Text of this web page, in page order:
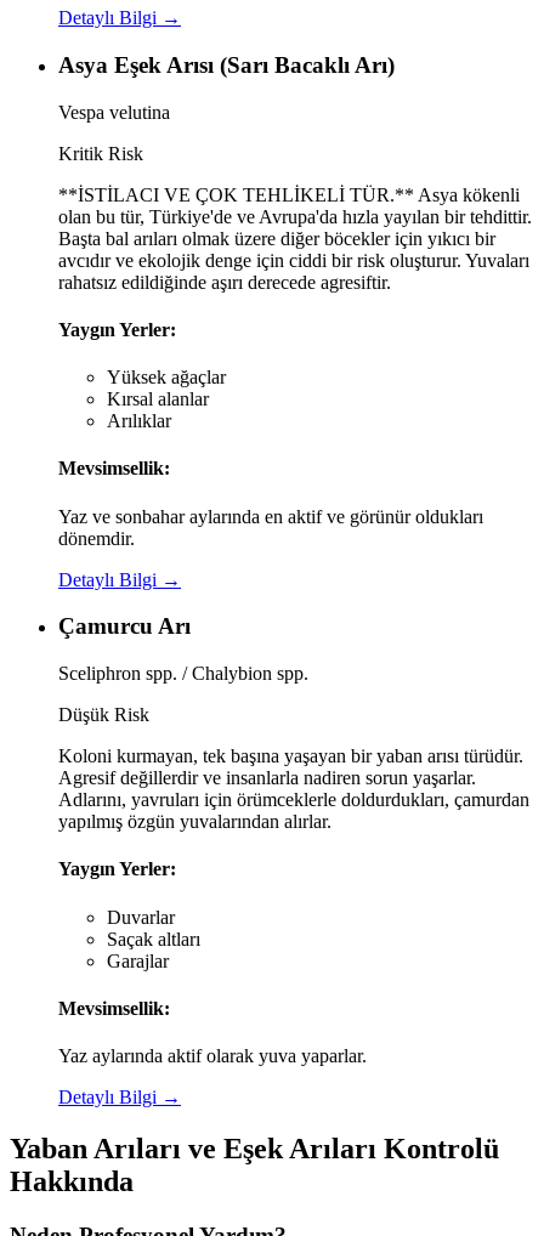
Detaylı Bilgi →
Asya Eşek Arısı (Sarı Bacaklı Arı)
Vespa velutina
Kritik Risk
**İSTİLACI VE ÇOK TEHLİKELİ TÜR.** Asya kökenli
olan bu tür, Türkiye'de ve Avrupa'da hızla yayılan bir tehdittir.
Başta bal arıları olmak üzere diğer böcekler için yıkıcı bir
avcıdır ve ekolojik denge için ciddi bir risk oluşturur. Yuvaları
rahatsız edildiğinde aşırı derecede agresiftir.
Yaygın Yerler:
Yüksek ağaçlar
Kırsal alanlar
Arılıklar
Mevsimsellik:
Yaz ve sonbahar aylarında en aktif ve görünür oldukları
dönemdir.
Detaylı Bilgi →
Çamurcu Arı
Sceliphron spp. / Chalybion spp.
Düşük Risk
Koloni kurmayan, tek başına yaşayan bir yaban arısı türüdür.
Agresif değillerdir ve insanlarla nadiren sorun yaşarlar.
Adlarını, yavruları için örümceklerle doldurdukları, çamurdan
yapılmış özgün yuvalarından alırlar.
Yaygın Yerler:
Duvarlar
Saçak altları
Garajlar
Mevsimsellik:
Yaz aylarında aktif olarak yuva yaparlar.
Detaylı Bilgi →
Yaban Arıları ve Eşek Arıları Kontrolü
Hakkında